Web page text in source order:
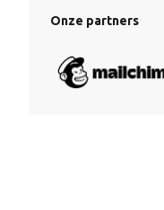
Onze partners